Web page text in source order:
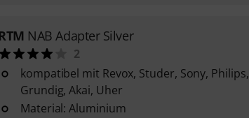
NAB Adapter Silver
2
kompatibel mit Revox, Studer, Sony, Philips,
Grundig, Akai, Uher
Material: Aluminium